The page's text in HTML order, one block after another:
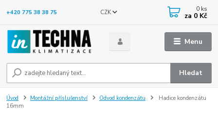
Menu
CZK
Hledat
+420 775 38 38 75 0 ks
za 0 Kč
Úvod Montážní příslušenství Odvod kondenzátu
Hadice kondenzátu
16mm